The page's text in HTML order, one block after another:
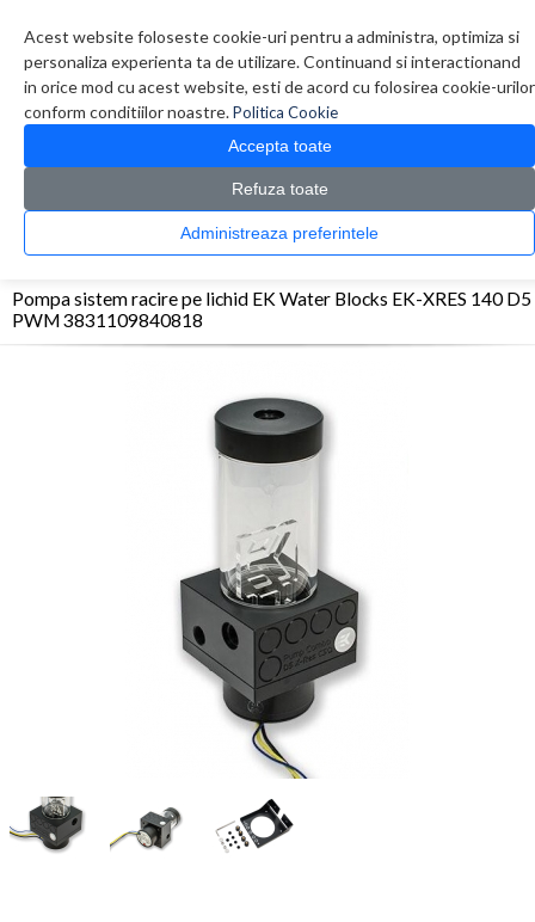
Acest website foloseste cookie-uri pentru a administra, optimiza si
personaliza experienta ta de utilizare. Continuand si interactionand
in orice mod cu acest website, esti de acord cu folosirea cookie-urilor
conform conditiilor noastre.Politica Cookie
Accepta toate
Refuza toate
Administreaza preferintele
0 produs(e)
CATALOG PRODUSE
Componente PC > Coolere procesor > Pompa sistem racire pe lichid EK
Pompa sistem racire pe lichid EK Water Blocks EK-XRES 140 D5
PWM 3831109840818